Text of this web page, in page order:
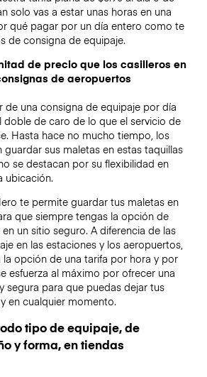
solo vas a estar unas horas en una
qué pagar por un día entero como te
de consigna de equipaje.
de precio que los casilleros en
de aeropuertos
de una consigna de equipaje por día
doble de caro de lo que el servicio de
Hasta hace no mucho tiempo, los
sus maletas en estas taquillas
se destacan por su flexibilidad en
ubicación.
te permite guardar tus maletas en
que siempre tengas la opción de
un sitio seguro. A diferencia de las
en las estaciones y los aeropuertos,
opción de una tarifa por hora y por
esfuerza al máximo por ofrecer una
segura para que puedas dejar tus
en cualquier momento.
tipo de equipaje, de
y forma, en tiendas